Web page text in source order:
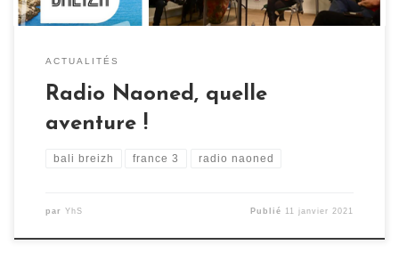
ACTUALITÉS
Radio Naoned, quelle
aventure !
bali breizh france 3 radio naoned
par YhS Publié 11 janvier 2021